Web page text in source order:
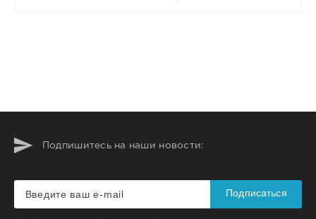
Подпишитесь на наши новости:
Подписаться